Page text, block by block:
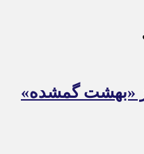
«بهشت گمشده»